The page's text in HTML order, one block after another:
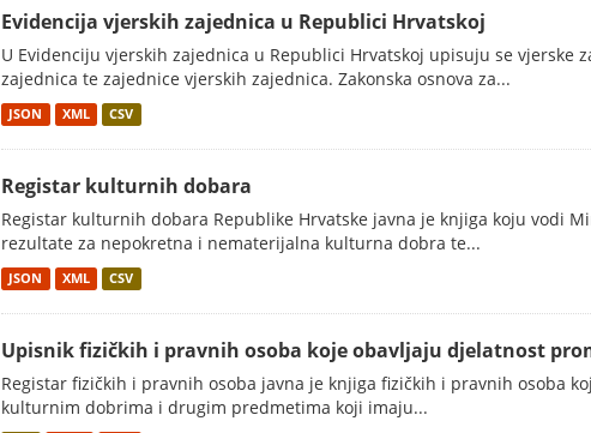
Evidencija vjerskih zajednica u Republici Hrvatskoj
U Evidenciju vjerskih zajednica u Republici Hrvatskoj upisuju se vjerske
zajednica te zajednice vjerskih zajednica. Zakonska osnova za...
JSON XML CSV
Registar kulturnih dobara
Registar kulturnih dobara Republike Hrvatske javna je knjiga koju vodi
rezultate za nepokretna i nematerijalna kulturna dobra te...
JSON XML CSV
Upisnik fizičkih i pravnih osoba koje obavljaju djelatnost
Registar fizičkih i pravnih osoba javna je knjiga fizičkih i pravnih osoba
kulturnim dobrima i drugim predmetima koji imaju...